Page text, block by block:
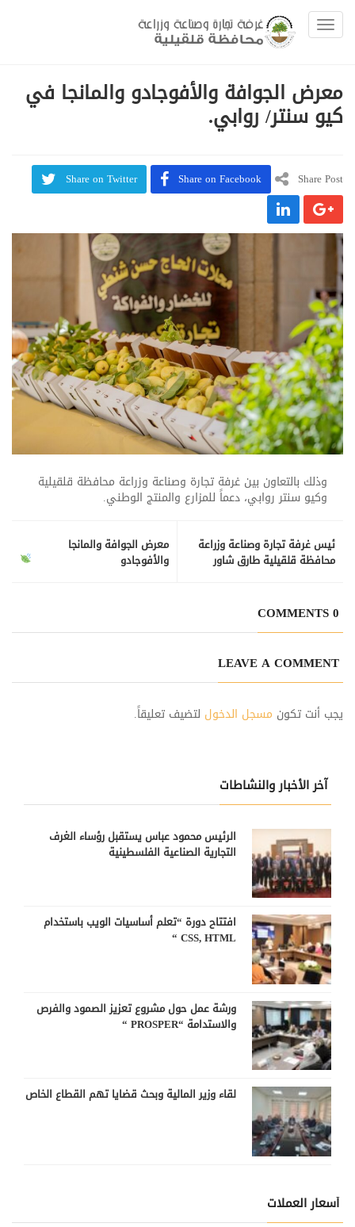
Toggle navigation
معرض الجوافة والأفوجادو والمانجا في
كيو سنتر/ روابي.
Share Post
Share on Facebook
Share on Twitter
وذلك بالتعاون بين غرفة تجارة وصناعة وزراعة محافظة قلقيلية
وكيو سنتر روابي، دعماً للمزارع والمنتج الوطني.
معرض الجوافة والمانجا
والأفوجادو
ئيس غرفة تجارة وصناعة وزراعة
محافظة قلقيلية طارق شاور
مصاروة، بحضور عضو إقليم حركة
فتح/ قلقيلية محمد عدنان.0 COMMENTS
LEAVE A COMMENT
يجب أنت تكون مسجل الدخول لتضيف تعليقاً.
آخر الأخبار والنشاطات
الرئيس محمود عباس يستقبل رؤساء الغرف
التجارية الصناعية الفلسطينية
افتتاح دورة “تعلم أساسيات الويب باستخدام
CSS, HTML “
ورشة عمل حول مشروع تعزيز الصمود والفرص
والاستدامة “PROSPER “
لقاء وزير المالية وبحث قضايا تهم القطاع الخاص
أسعار العملات